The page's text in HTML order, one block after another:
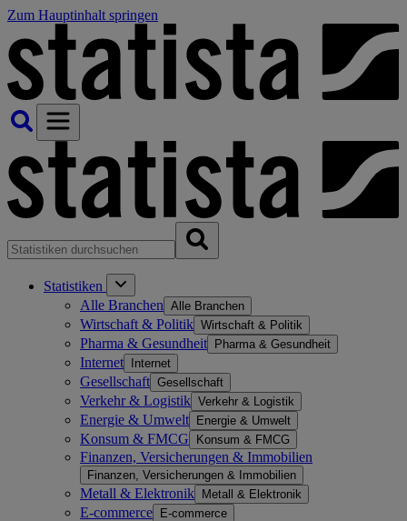
Zum Hauptinhalt springen
Statistiken
Alle Branchen Alle Branchen
Wirtschaft & Politik Wirtschaft & Politik
Pharma & Gesundheit Pharma & Gesundheit
Internet Internet
Gesellschaft Gesellschaft
Verkehr & Logistik Verkehr & Logistik
Energie & Umwelt Energie & Umwelt
Konsum & FMCG Konsum & FMCG
Finanzen, Versicherungen & Immobilien
Finanzen, Versicherungen & Immobilien
Metall & Elektronik Metall & Elektronik
E-commerce E-commerce